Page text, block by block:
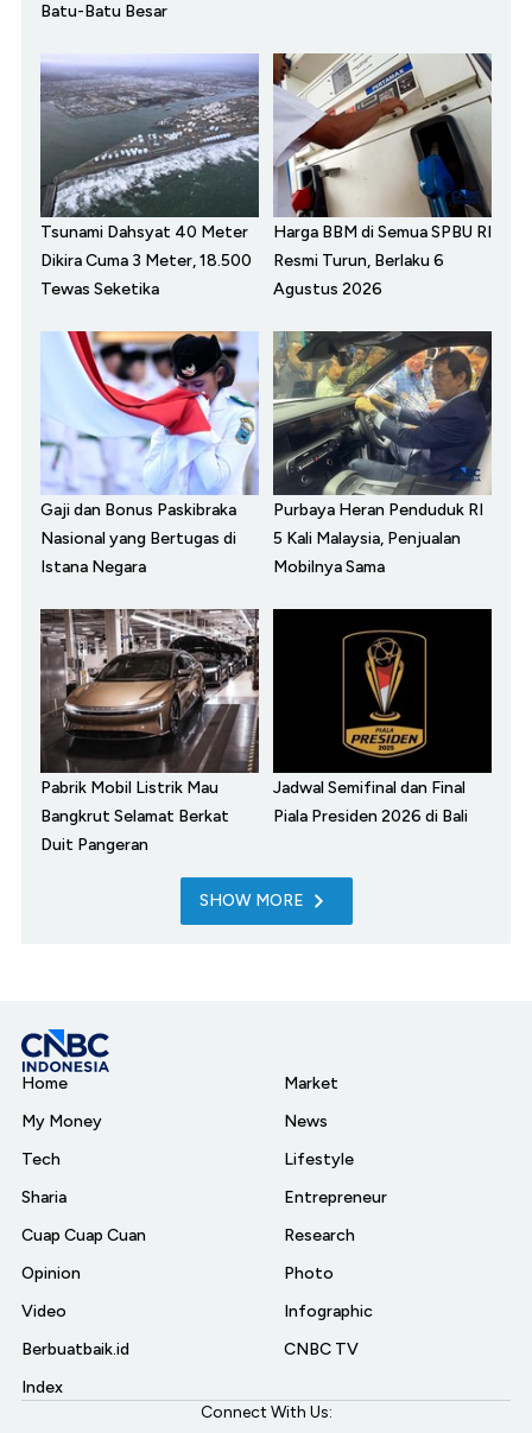
Batu-Batu Besar
Tsunami Dahsyat 40 Meter
Dikira Cuma 3 Meter, 18.500
Tewas Seketika
Harga BBM di Semua SPBU RI
Resmi Turun, Berlaku 6
Agustus 2026
Gaji dan Bonus Paskibraka
Nasional yang Bertugas di
Istana Negara
Purbaya Heran Penduduk RI
5 Kali Malaysia, Penjualan
Mobilnya Sama
Pabrik Mobil Listrik Mau
Bangkrut Selamat Berkat
Duit Pangeran
Jadwal Semifinal dan Final
Piala Presiden 2026 di Bali
SHOW MORE
Home
My Money
Tech
Sharia
Cuap Cuap Cuan
Opinion
Video
Berbuatbaik.id
Index
Market
News
Lifestyle
Entrepreneur
Research
Photo
Infographic
CNBC TV
Connect With Us: